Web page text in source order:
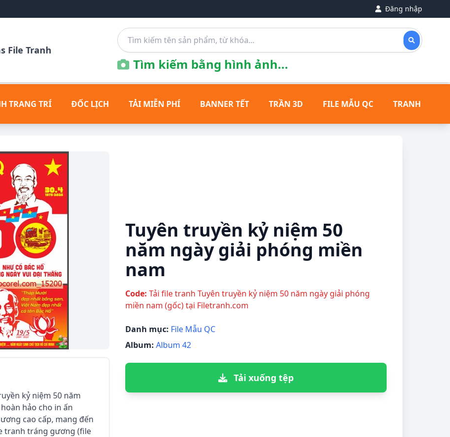
Đăng nhập
File Tranh
Tìm kiếm bằng hình ảnh...
TRANG TRÍ ĐỐC LỊCH TẢI MIỄN PHÍ BANNER TẾT TRẦN 3D FILE MẪU QC TRANH ĐỒNG
kỷ niệm 50 năm
hảo cho in ấn
cao cấp, mang đến
tranh tráng gương (file
Tuyên truyền kỷ niệm 50
năm ngày giải phóng miền
nam
Code: Tải file tranh Tuyên truyền kỷ niệm 50 năm ngày giải phóng
miền nam (gốc) tại Filetranh.com
Danh mục: File Mẫu QC
Album: Album 42
Tải xuống tệp